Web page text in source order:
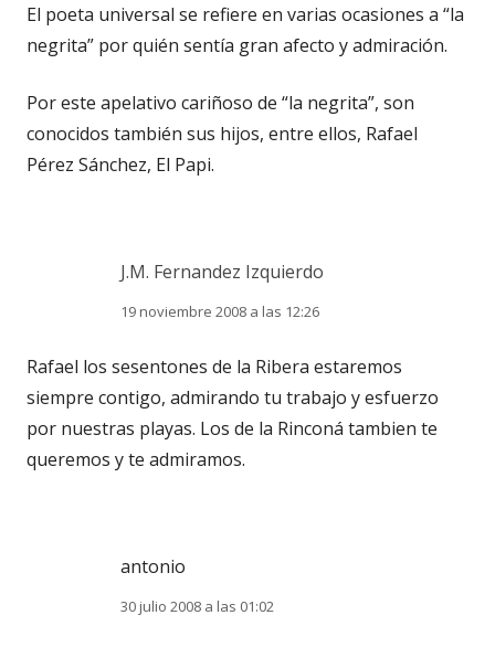
El poeta universal se refiere en varias ocasiones a “la
negrita” por quién sentía gran afecto y admiración.
Por este apelativo cariñoso de “la negrita”, son
conocidos también sus hijos, entre ellos, Rafael
Pérez Sánchez, El Papi.
J.M. Fernandez Izquierdo
19 noviembre 2008 a las 12:26
Rafael los sesentones de la Ribera estaremos
siempre contigo, admirando tu trabajo y esfuerzo
por nuestras playas. Los de la Rinconá tambien te
queremos y te admiramos.
antonio
30 julio 2008 a las 01:02